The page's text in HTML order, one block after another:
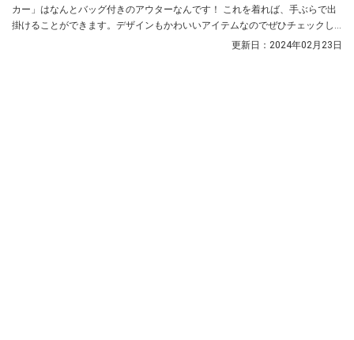
カー」はなんとバッグ付きのアウターなんです！ これを着れば、手ぶらで出
掛けることができます。デザインもかわいいアイテムなのでぜひチェックし
更新日： 2024年02月23日